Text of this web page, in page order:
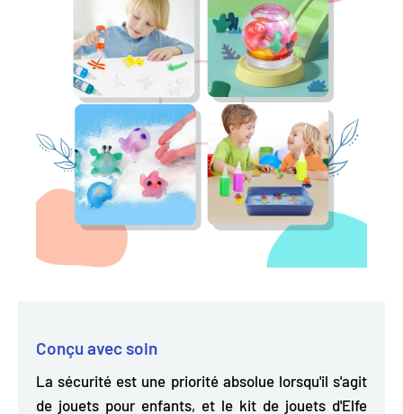
Conçu avec soin
La sécurité est une priorité absolue lorsqu'il s'agit
de jouets pour enfants, et le kit de jouets d'Elfe